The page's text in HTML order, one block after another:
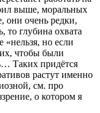
выше, моральных
они очень редки,
то глубина охвата
«нельзя, но если
чтобы были
Таких придётся
растут именно
см. про
о котором я